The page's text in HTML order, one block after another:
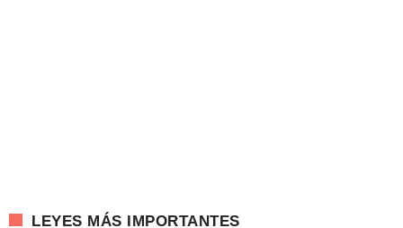
LEYES MÁS IMPORTANTES